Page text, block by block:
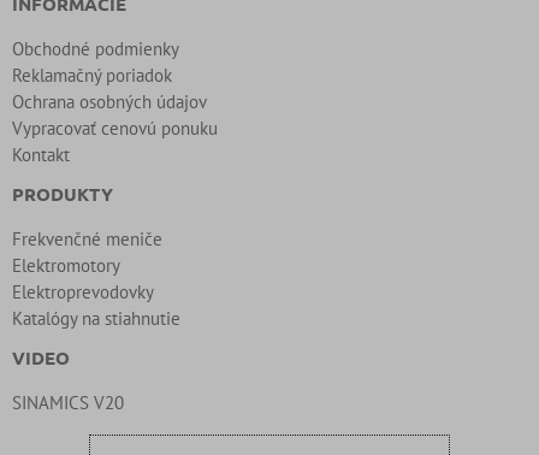
Obchodné podmienky
Reklamačný poriadok
Ochrana osobných údajov
Vypracovať cenovú ponuku
Kontakt
PRODUKTY
Frekvenčné meniče
Elektromotory
Elektroprevodovky
Katalógy na stiahnutie
VIDEO
SINAMICS V20